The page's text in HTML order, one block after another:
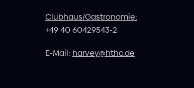
Clubhaus/Gastronomie:
+49 40 60429543-2
E-Mail: harvey@hthc.de